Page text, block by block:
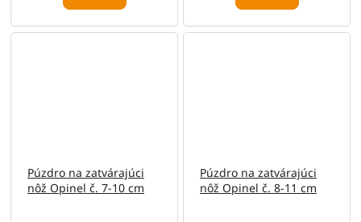
Púzdro na zatvárajúci
nôž Opinel č. 7-10 cm
Púzdro na zatvárajúci
nôž Opinel č. 8-11 cm